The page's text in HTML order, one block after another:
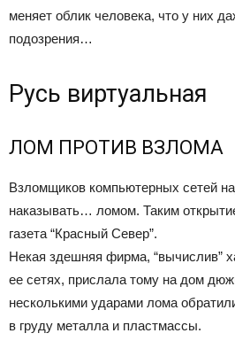
меняет облик человека, что у них
подозрения…
Русь виртуальная
ЛОМ ПРОТИВ ВЗЛОМА
Взломщиков компьютерных сетей
наказывать… ломом. Таким
газета “Красный Север”.
Некая здешняя фирма, “вычислив”
ее сетях, прислала тому на дом
несколькими ударами лома
в груду металла и пластмассы.